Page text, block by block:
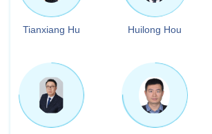
Tianxiang Hu Huilong Hou